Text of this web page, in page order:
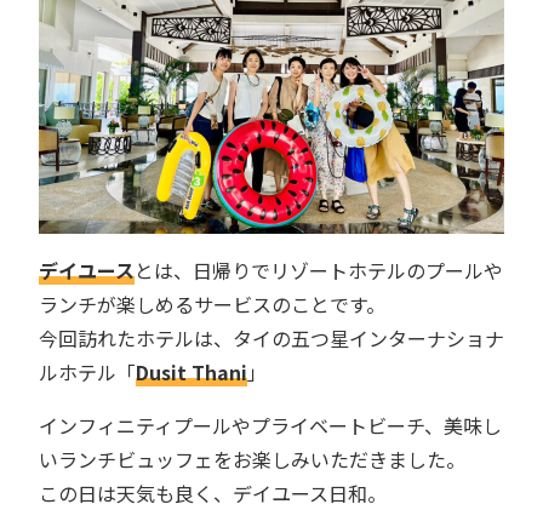
デイユースとは、日帰りでリゾートホテルのプールや
ランチが楽しめるサービスのことです。
今回訪れたホテルは、タイの五つ星インターナショナ
ルホテル「Dusit Thani」
インフィニティプールやプライベートビーチ、美味し
いランチビュッフェをお楽しみいただきました。
この日は天気も良く、デイユース日和。